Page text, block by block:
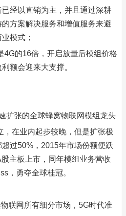
经以直销为主，并且通过深耕
方案解决服务和增值服务来避
模式；
4G的16倍，开启放量后模组价格
额会迎来大支撑。
扩张的全球蜂窝物联网模组龙头
，在业内起步较晚，但是扩张极
过50%，2015年市场份额便跃
主板上市，同年模组业务营收
，勇夺全球桂冠。
联网所有细分市场，5G时代准